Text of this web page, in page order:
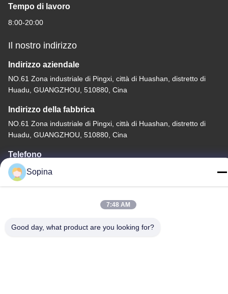
Tempo di lavoro
8:00-20:00
Il nostro indirizzo
Indirizzo aziendale
NO.61 Zona industriale di Pingxi, città di Huashan, distretto di
Huadu, GUANGZHOU, 510880, Cina
Indirizzo della fabbrica
NO.61 Zona industriale di Pingxi, città di Huashan, distretto di
Huadu, GUANGZHOU, 510880, Cina
Telefono
86-13539447986
Buona qualità della Cina motore passo-passo ibrido Fornitore. ©
Sopina
7:48 AM
Good day, what product are you looking for?